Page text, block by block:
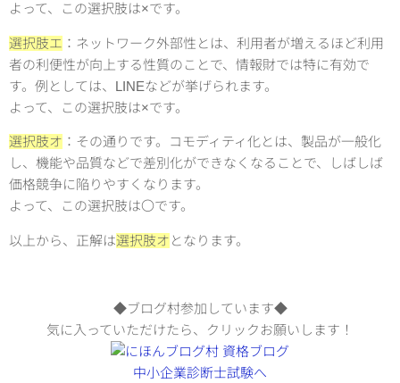
よって、この選択肢は×です。
選択肢エ ：ネットワーク外部性とは、利用者が増えるほど利用
者の利便性が向上する性質のことで、情報財では特に有効で
す。例としては、LINEなどが挙げられます。
よって、この選択肢は×です。
選択肢オ ：その通りです。コモディティ化とは、製品が一般化
し、機能や品質などで差別化ができなくなることで、しばしば
価格競争に陥りやすくなります。
よって、この選択肢は〇です。
以上から、正解は選択肢オ となります。
◆ブログ村参加しています◆
気に入っていただけたら、クリックお願いします！